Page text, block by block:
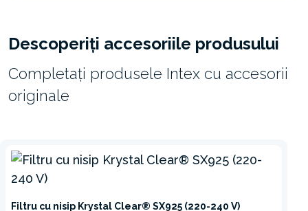
Descoperiți accesoriile produsului
Completați produsele Intex cu accesorii
originale
Filtru cu nisip Krystal Clear® SX925 (220-240 V)